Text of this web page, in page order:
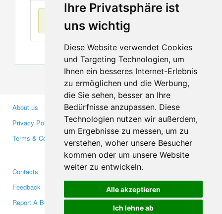
Ihre Privatsphäre ist
uns wichtig
Diese Website verwendet Cookies
und Targeting Technologien, um
Ihnen ein besseres Internet-Erlebnis
zu ermöglichen und die Werbung,
die Sie sehen, besser an Ihre
Bedürfnisse anzupassen. Diese
Technologien nutzen wir außerdem,
um Ergebnisse zu messen, um zu
verstehen, woher unsere Besucher
kommen oder um unsere Website
weiter zu entwickeln.
Alle akzeptieren
Ich lehne ab
No items found
About us
Privacy Policy
Terms & Conditions
Business Partners
Investors
Media
Contacts
Feedback
Report A Bug
Facebook
Twitter
YouTube